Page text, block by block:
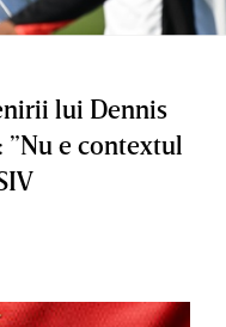
lui Dennis
e contextul